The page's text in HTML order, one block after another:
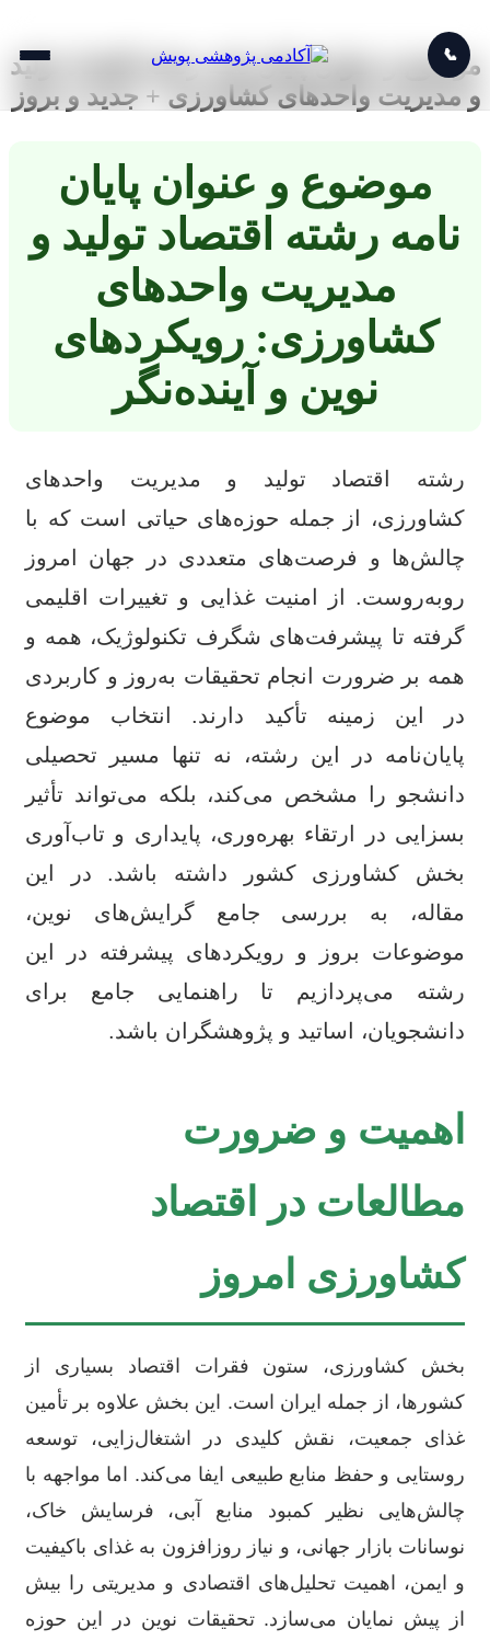
📞
موضوع و عنوان پایان نامه رشته اقتصاد تولید
و مدیریت واحدهای کشاورزی + جدید و بروز
موضوع و عنوان پایان
نامه رشته اقتصاد تولید و
مدیریت واحدهای
کشاورزی: رویکردهای
نوین و آینده‌نگر
رشته اقتصاد تولید و مدیریت واحدهای
کشاورزی، از جمله حوزه‌های حیاتی است که با
چالش‌ها و فرصت‌های متعددی در جهان امروز
روبه‌روست. از امنیت غذایی و تغییرات اقلیمی
گرفته تا پیشرفت‌های شگرف تکنولوژیک، همه و
همه بر ضرورت انجام تحقیقات به‌روز و کاربردی
در این زمینه تأکید دارند. انتخاب موضوع
پایان‌نامه در این رشته، نه تنها مسیر تحصیلی
دانشجو را مشخص می‌کند، بلکه می‌تواند تأثیر
بسزایی در ارتقاء بهره‌وری، پایداری و تاب‌آوری
بخش کشاورزی کشور داشته باشد. در این
مقاله، به بررسی جامع گرایش‌های نوین،
موضوعات بروز و رویکردهای پیشرفته در این
رشته می‌پردازیم تا راهنمایی جامع برای
دانشجویان، اساتید و پژوهشگران باشد.
اهمیت و ضرورت
مطالعات در اقتصاد
کشاورزی امروز
بخش کشاورزی، ستون فقرات اقتصاد بسیاری از
کشورها، از جمله ایران است. این بخش علاوه بر تأمین
غذای جمعیت، نقش کلیدی در اشتغال‌زایی، توسعه
روستایی و حفظ منابع طبیعی ایفا می‌کند. اما مواجهه با
چالش‌هایی نظیر کمبود منابع آبی، فرسایش خاک،
نوسانات بازار جهانی، و نیاز روزافزون به غذای باکیفیت
و ایمن، اهمیت تحلیل‌های اقتصادی و مدیریتی را بیش
از پیش نمایان می‌سازد. تحقیقات نوین در این حوزه